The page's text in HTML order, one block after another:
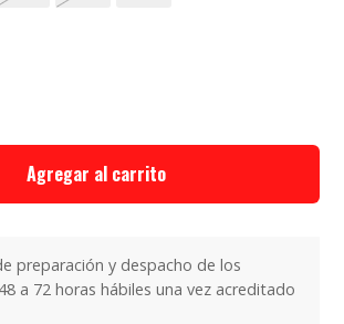
Agregar al carrito
preparación y despacho de los
a 72 horas hábiles una vez acreditado